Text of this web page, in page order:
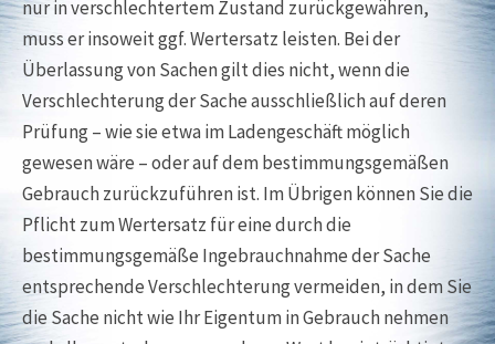
nur in verschlechtertem Zustand zurückgewähren,
muss er insoweit ggf. Wertersatz leisten. Bei der
Überlassung von Sachen gilt dies nicht, wenn die
Verschlechterung der Sache ausschließlich auf deren
Prüfung – wie sie etwa im Ladengeschäft möglich
gewesen wäre – oder auf dem bestimmungsgemäßen
Gebrauch zurückzuführen ist. Im Übrigen können Sie die
Pflicht zum Wertersatz für eine durch die
bestimmungsgemäße Ingebrauchnahme der Sache
entsprechende Verschlechterung vermeiden, in dem Sie
die Sache nicht wie Ihr Eigentum in Gebrauch nehmen